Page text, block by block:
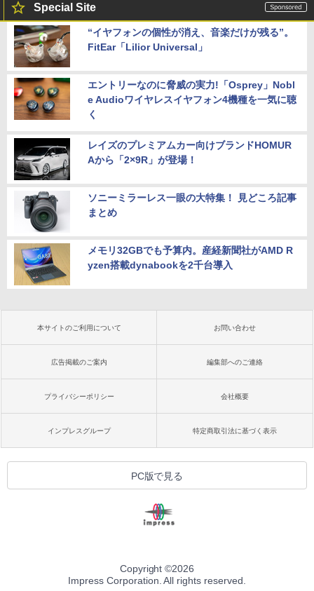
Special Site
“イヤフォンの個性が消え、音楽だけが残る”。
FitEar「Lilior Universal」
エントリーなのに脅威の実力!「Osprey」Nobl
e Audioワイヤレスイヤフォン4機種を一気に聴
く
レイズのプレミアムカー向けブランドHOMUR
Aから「2×9R」が登場！
ソニーミラーレス一眼の大特集！ 見どころ記事
まとめ
メモリ32GBでも予算内。産経新聞社がAMD R
yzen搭載dynabookを2千台導入
本サイトのご利用について お問い合わせ
広告掲載のご案内 編集部へのご連絡
プライバシーポリシー 会社概要
インプレスグループ 特定商取引法に基づく表示
PC版で見る
Copyright ©2026
Impress Corporation. All rights reserved.